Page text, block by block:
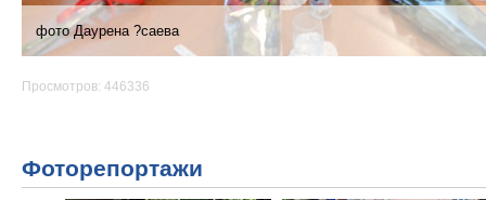
фото Даурена ?саева
Просмотров: 446336
Фоторепортажи